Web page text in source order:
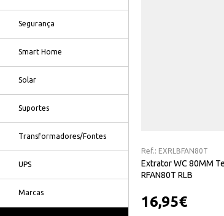
Segurança
Smart Home
Solar
Suportes
Transformadores/Fontes
UPS
Marcas
Ref.: EXRLBFAN80T
Extrator WC 80MM
RFAN80T RLB
16,95€